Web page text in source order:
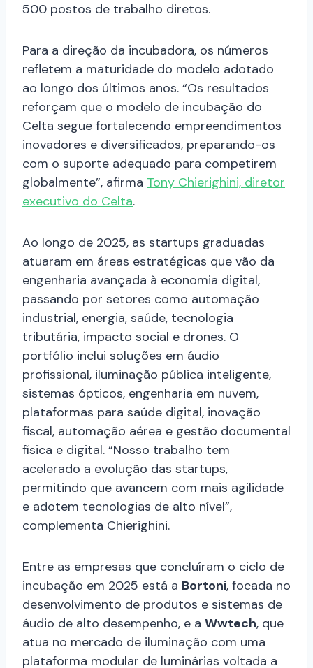
500 postos de trabalho diretos.
Para a direção da incubadora, os números
refletem a maturidade do modelo adotado
ao longo dos últimos anos. “Os resultados
reforçam que o modelo de incubação do
Celta segue fortalecendo empreendimentos
inovadores e diversificados, preparando-os
com o suporte adequado para competirem
globalmente”, afirma Tony Chierighini, diretor
executivo do Celta.
Ao longo de 2025, as startups graduadas
atuaram em áreas estratégicas que vão da
engenharia avançada à economia digital,
passando por setores como automação
industrial, energia, saúde, tecnologia
tributária, impacto social e drones. O
portfólio inclui soluções em áudio
profissional, iluminação pública inteligente,
sistemas ópticos, engenharia em nuvem,
plataformas para saúde digital, inovação
fiscal, automação aérea e gestão documental
física e digital. “Nosso trabalho tem
acelerado a evolução das startups,
permitindo que avancem com mais agilidade
e adotem tecnologias de alto nível”,
complementa Chierighini.
Entre as empresas que concluíram o ciclo de
incubação em 2025 está a Bortoni, focada no
desenvolvimento de produtos e sistemas de
áudio de alto desempenho, e a Wwtech, que
atua no mercado de iluminação com uma
plataforma modular de luminárias voltada a